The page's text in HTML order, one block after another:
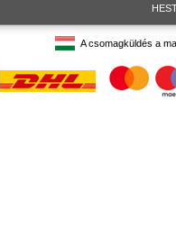
A csomagküldés a